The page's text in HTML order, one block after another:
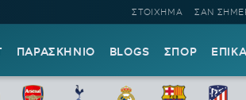
ΣΤΟΙΧΗΜΑ ΣΑΝ
ΠΑΡΑΣΚΗΝΙΟ BLOGS ΣΠΟΡ